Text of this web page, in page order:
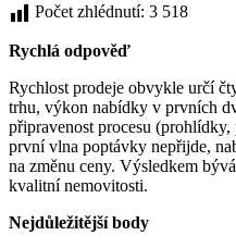
Počet zhlédnutí: 3 518
Rychlá odpověď
Rychlost prodeje obvykle určí
trhu, výkon nabídky v prvních
připravenost procesu
první vlna poptávky nepřijde,
na změnu ceny. Výsledkem
kvalitní nemovitosti.
Nejdůležitější body